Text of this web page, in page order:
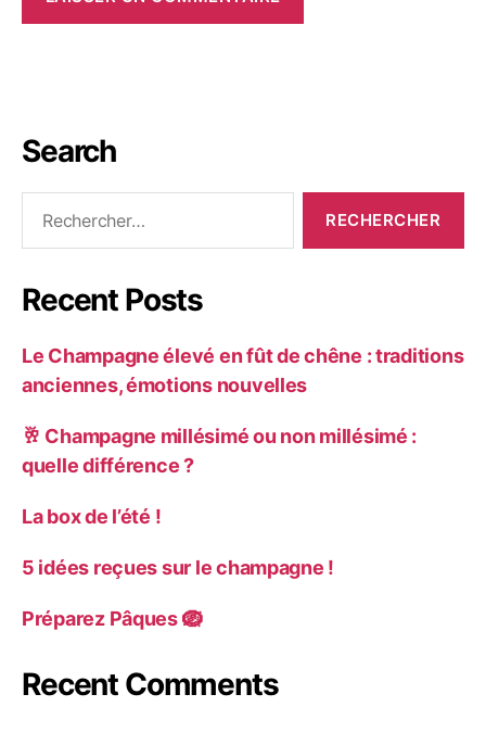
Search
Recent Posts
Le Champagne élevé en fût de chêne : traditions
anciennes, émotions nouvelles
🥂 Champagne millésimé ou non millésimé :
quelle différence ?
La box de l’été !
5 idées reçues sur le champagne !
Préparez Pâques 🪺
Recent Comments